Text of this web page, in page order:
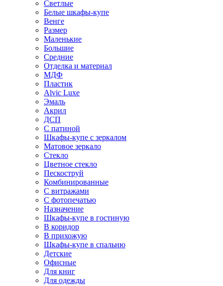
Светлые
Белые шкафы-купе
Венге
Размер
Маленькие
Большие
Средние
Отделка и материал
МДФ
Пластик
Alvic Luxe
Эмаль
Акрил
ДСП
С патиной
Шкафы-купе с зеркалом
Матовое зеркало
Стекло
Цветное стекло
Пескоструй
Комбинированные
С витражами
С фотопечатью
Назначение
Шкафы-купе в гостиную
В коридор
В прихожую
Шкафы-купе в спальню
Детские
Офисные
Для книг
Для одежды